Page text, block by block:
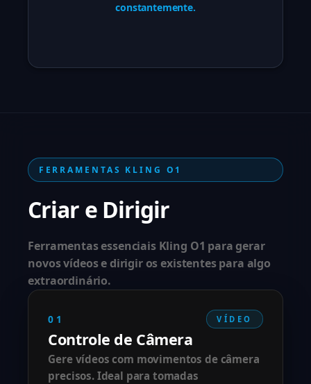
constantemente.
FERRAMENTAS KLING O1
Criar e Dirigir
Ferramentas essenciais Kling O1 para gerar
novos vídeos e dirigir os existentes para algo
extraordinário.
01 VÍDEO
Controle de Câmera
Gere vídeos com movimentos de câmera
precisos. Ideal para tomadas